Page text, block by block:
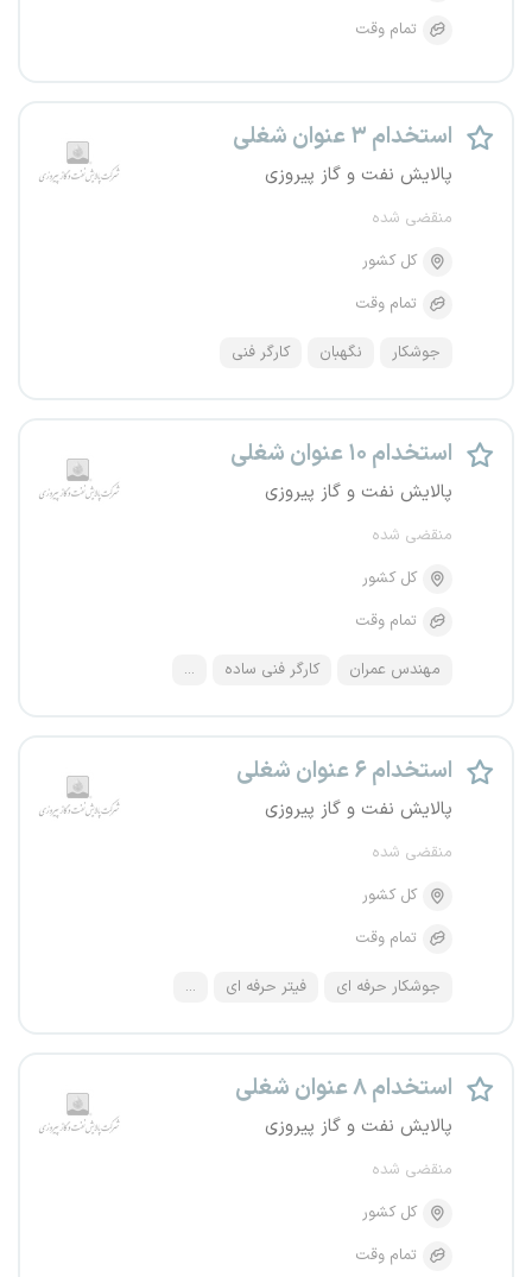
تمام وقت
استخدام ۳ عنوان شغلی
پالایش نفت و گاز پیروزی
منقضی شده
کل کشور
تمام وقت
جوشکار نگهبان کارگر فنی
استخدام ۱۰ عنوان شغلی
پالایش نفت و گاز پیروزی
منقضی شده
کل کشور
تمام وقت
مهندس عمران کارگر فنی ساده ...
استخدام ۶ عنوان شغلی
پالایش نفت و گاز پیروزی
منقضی شده
کل کشور
تمام وقت
جوشکار حرفه ای فیتر حرفه ای ...
استخدام ۸ عنوان شغلی
پالایش نفت و گاز پیروزی
منقضی شده
کل کشور
تمام وقت